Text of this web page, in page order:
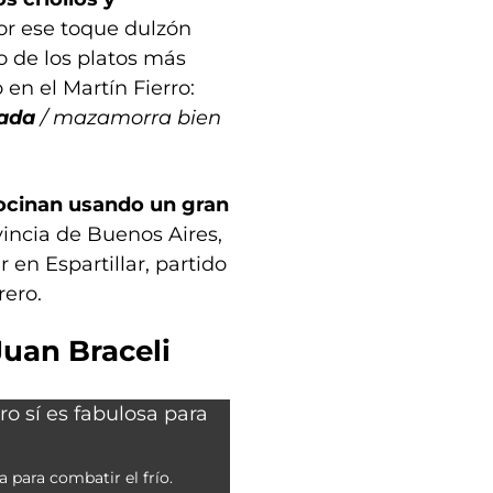
ese toque dulzón
de los platos más
el Martín Fierro:
/ mazamorra bien
usando un gran
de Buenos Aires,
en Espartillar, partido
Braceli
para combatir el frío.